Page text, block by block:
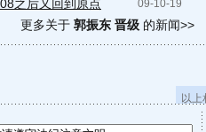
09-10-19
之后又回到原点
更多关于 郭振东 晋级 的新闻>>
以